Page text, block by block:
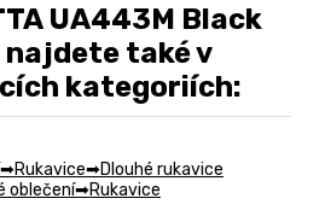
UA443M Black
najdete také v
kategoriích:
Rukavice
Dlouhé rukavice
oblečení Rukavice